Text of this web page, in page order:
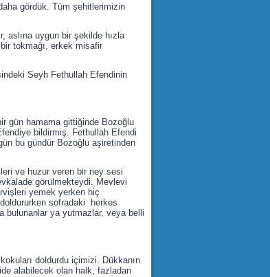
gördük. Tüm şehitlerimizin
aslına uygun bir şekilde hızla
tokmağı, erkek misafir
Seyh Fethullah Efendinin
gün hamama gittiğinde Bozoğlu
bildirmiş. Fethullah Efendi
bu gündür Bozoğlu aşiretinden
ve huzur veren bir ney sesi
görülmekteydi. Mevlevi
yemek yerken hiç
doldururken sofradaki herkes
bulunanlar ya yutmazlar, veya belli
doldurdu içimizi. Dükkanın
alabilecek olan halk, fazladan